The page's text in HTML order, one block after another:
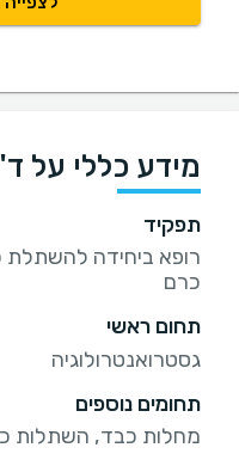
מידע כללי על
תפקיד
רופא ביחידה להשתלת
כרם
תחום ראשי
גסטרואנטרולוגיה
תחומים נוספים
מחלות כבד, השתלות